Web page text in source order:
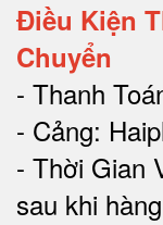
Điều Kiện
Chuyển
- Thanh
- Cảng:
- Thời Gian
sau khi